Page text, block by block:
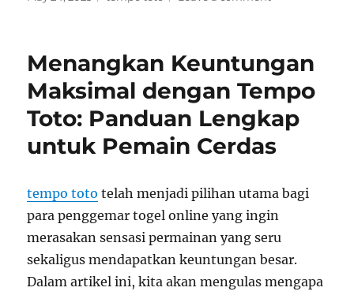
Toto:
Cara
Bermain
dan
Menang
di
Online
Terpercaya
Menangkan Keuntungan
Maksimal dengan Tempo
Toto: Panduan Lengkap
untuk Pemain Cerdas
tempo toto telah menjadi pilihan utama bagi
para penggemar togel online yang ingin
merasakan sensasi permainan yang seru
sekaligus mendapatkan keuntungan besar.
Dalam artikel ini, kita akan mengulas mengapa